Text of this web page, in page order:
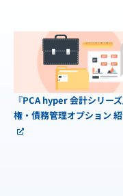
『PCA hyper 会計シリー
権・債務管理オプション